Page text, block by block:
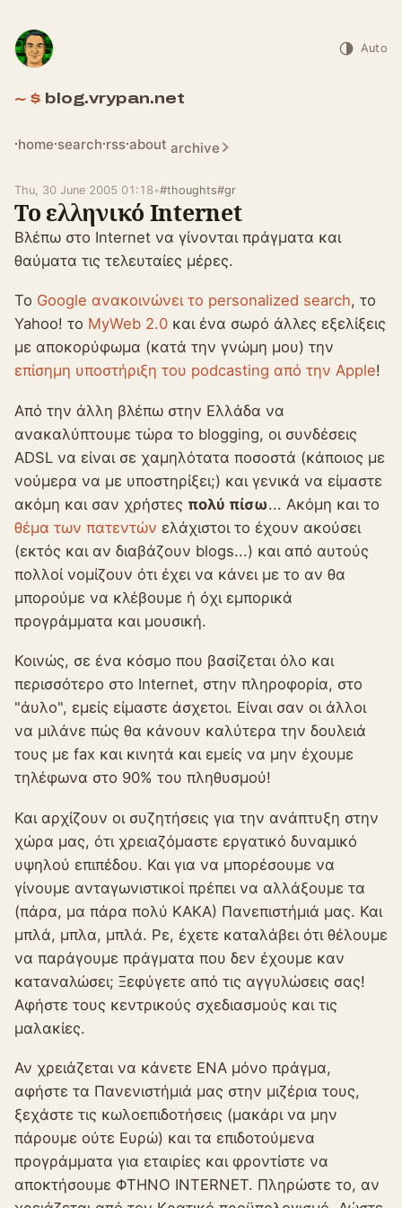
blog.vrypan.net
home search rss about archive
Auto
Thu, 30 June 2005 01:18•#thoughts#gr
Το ελληνικό Internet
Βλέπω στο Internet να γίνονται πράγματα και
θαύματα τις τελευταίες μέρες.
Το Google ανακοινώνει το personalized search, το
Yahoo! το MyWeb 2.0 και ένα σωρό άλλες εξελίξεις
με αποκορύφωμα (κατά την γνώμη μου) την
επίσημη υποστήριξη του podcasting από την Apple!
Από την άλλη βλέπω στην Ελλάδα να
ανακαλύπτουμε τώρα το blogging, οι συνδέσεις
ADSL να είναι σε χαμηλότατα ποσοστά (κάποιος με
νούμερα να με υποστηρίξει;) και γενικά να είμαστε
ακόμη και σαν χρήστες πολύ πίσω... Ακόμη και το
θέμα των πατεντών ελάχιστοι το έχουν ακούσει
(εκτός και αν διαβάζουν blogs...) και από αυτούς
πολλοί νομίζουν ότι έχει να κάνει με το αν θα
μπορούμε να κλέβουμε ή όχι εμπορικά
προγράμματα και μουσική.
Κοινώς, σε ένα κόσμο που βασίζεται όλο και
περισσότερο στο Internet, στην πληροφορία, στο
"άυλο", εμείς είμαστε άσχετοι. Είναι σαν οι άλλοι
να μιλάνε πώς θα κάνουν καλύτερα την δουλειά
τους με fax και κινητά και εμείς να μην έχουμε
τηλέφωνα στο 90% του πληθυσμού!
Και αρχίζουν οι συζητήσεις για την ανάπτυξη στην
χώρα μας, ότι χρειαζόμαστε εργατικό δυναμικό
υψηλού επιπέδου. Και για να μπορέσουμε να
γίνουμε ανταγωνιστικοί πρέπει να αλλάξουμε τα
(πάρα, μα πάρα πολύ ΚΑΚΑ) Πανεπιστήμιά μας. Και
μπλά, μπλα, μπλά. Ρε, έχετε καταλάβει ότι θέλουμε
να παράγουμε πράγματα που δεν έχουμε καν
καταναλώσει; Ξεφύγετε από τις αγγυλώσεις σας!
Αφήστε τους κεντρικούς σχεδιασμούς και τις
μαλακίες.
Αν χρειάζεται να κάνετε ΕΝΑ μόνο πράγμα,
αφήστε τα Πανενιστήμιά μας στην μιζέρια τους,
ξεχάστε τις κωλοεπιδοτήσεις (μακάρι να μην
πάρουμε ούτε Ευρώ) και τα επιδοτούμενα
προγράμματα για εταιρίες και φροντίστε να
αποκτήσουμε ΦΤΗΝΟ INTERNET. Πληρώστε το, αν